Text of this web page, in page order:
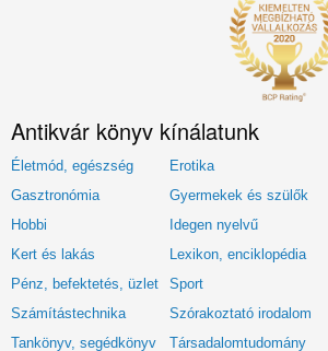
Antikvár könyv kínálatunk
Életmód, egészség Erotika
Gasztronómia
Gyermekek és szülők
Hobbi
Idegen nyelvű
Kert és lakás
Lexikon, enciklopédia
Pénz, befektetés, üzlet
Sport
Számítástechnika
Szórakoztató irodalom
Tankönyv, segédkönyv
Társadalomtudomány